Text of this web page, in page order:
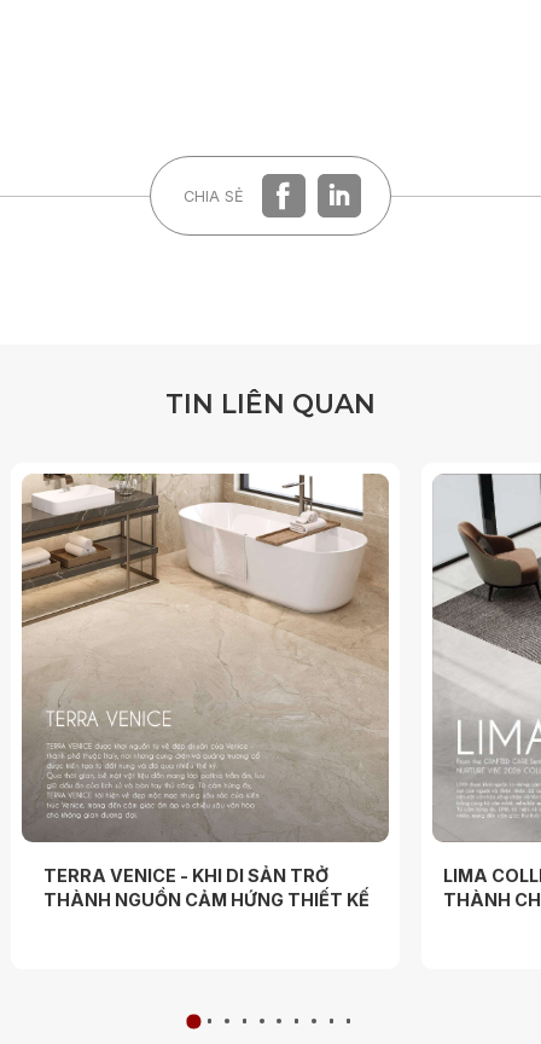
CHIA SẺ
TIN LIÊN QUAN
TERRA VENICE - KHI DI SẢN TRỞ
THÀNH NGUỒN CẢM HỨNG THIẾT KẾ
LIMA
THÀNH